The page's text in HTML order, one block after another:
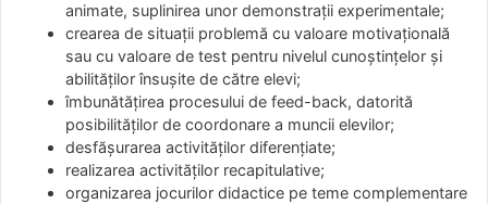
animate, suplinirea unor demonstrații experimentale;
crearea de situații problemă cu valoare motivațională
sau cu valoare de test pentru nivelul cunoștințelor și
abilităților însușite de către elevi;
îmbunătățirea procesului de feed-back, datorită
posibilităților de coordonare a muncii elevilor;
desfășurarea activităților diferențiate;
realizarea activităților recapitulative;
organizarea jocurilor didactice pe teme complementare